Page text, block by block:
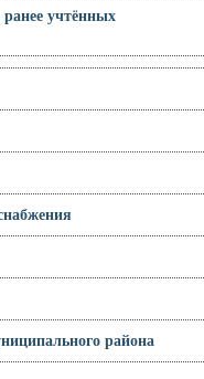
учтённых
района